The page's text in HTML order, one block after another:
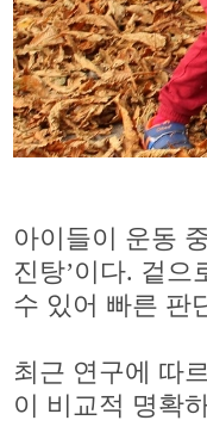
아이들이 운동
진탕’이다. 겉
수 있어 빠른 판
최근 연구에 따
이 비교적 명확